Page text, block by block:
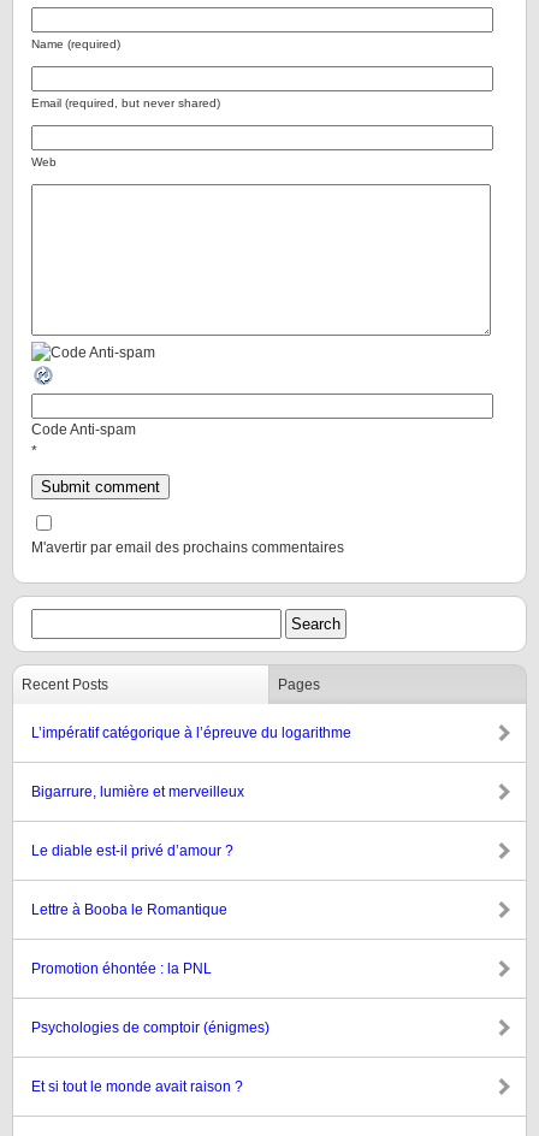
Name (required)
Email (required, but never shared)
Web
Code Anti-spam
*
M'avertir par email des prochains commentaires
Recent Posts Pages
L’impératif catégorique à l’épreuve du logarithme
Bigarrure, lumière et merveilleux
Le diable est-il privé d’amour ?
Lettre à Booba le Romantique
Promotion éhontée : la PNL
Psychologies de comptoir (énigmes)
Et si tout le monde avait raison ?